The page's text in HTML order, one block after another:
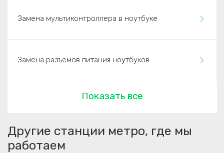
Замена мультиконтроллера в ноутбуке
Замена разъемов питания ноутбуков
Показать все
Другие станции метро, где мы
работаем